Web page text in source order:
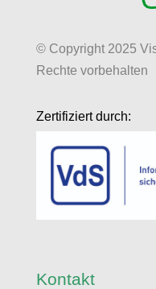
© Copyright 2025
Rechte vorbehalten
Zertifiziert durch:
Kontakt